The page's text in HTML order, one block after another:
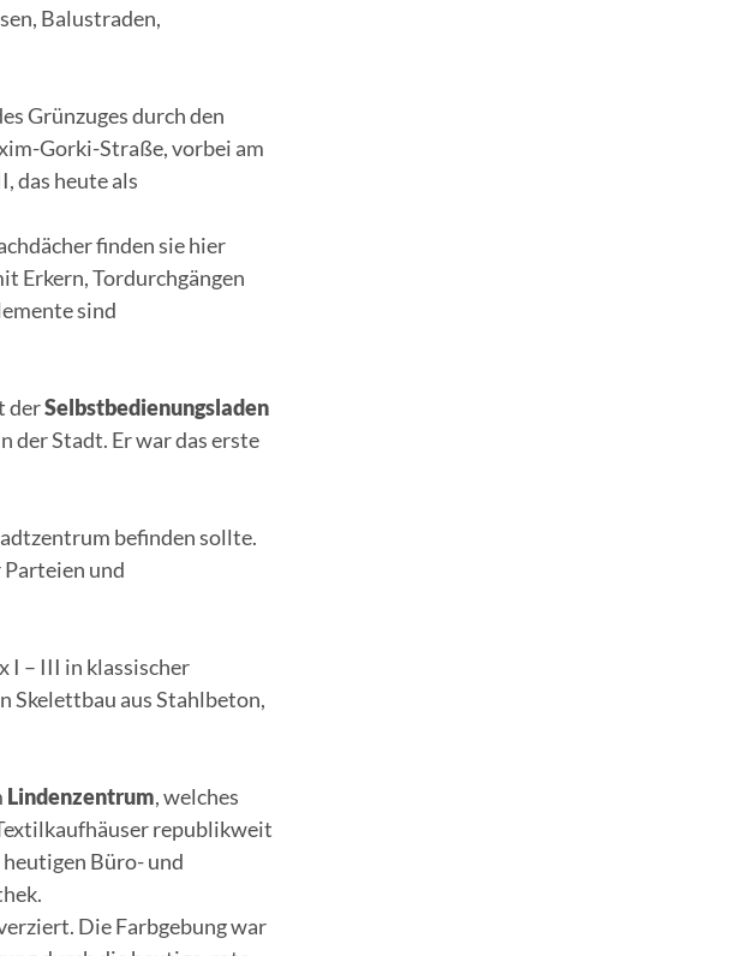
Balustraden,
Grünzuges durch den
Gorki-Straße, vorbei am
das heute als
finden sie hier
Erkern, Tordurchgängen
sind
derSelbstbedienungsladen
der Stadt. Er war das erste
befinden sollte.
Parteien und
I – III in klassischer
Skelettbau aus Stahlbeton,
Lindenzentrum, welches
republikweit
heutigen Büro- und
Die Farbgebung war